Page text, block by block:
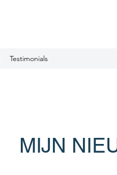
Testimonials
MIJN